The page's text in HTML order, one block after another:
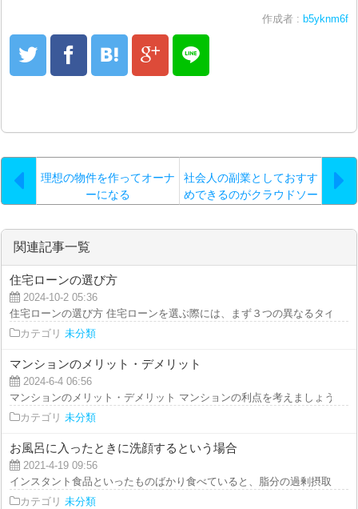
作成者 : b5yknm6f
理想の物件を作ってオーナ
ーになる
社会人の副業としておすす
めできるのがクラウドソー
関連記事一覧
住宅ローンの選び方
2024-10-2 05:36
住宅ローンの選び方 住宅ローンを選ぶ際には、まず３つの異なるタイプ
カテゴリ 未分類
マンションのメリット・デメリット
2024-6-4 06:56
マンションのメリット・デメリット マンションの利点を考えましょう。
カテゴリ 未分類
お風呂に入ったときに洗顔するという場合
2021-4-19 09:56
インスタント食品といったものばかり食べていると、脂分の過剰摂取とな
カテゴリ 未分類